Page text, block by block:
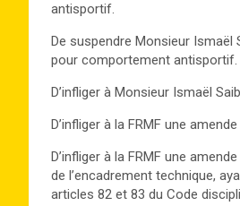
antisportif.
De suspendre Monsieur Ismaël
pour comportement antisportif.
D’infliger à Monsieur Ismaël
D’infliger à la FRMF une
D’infliger à la FRMF une
de l’encadrement technique,
articles 82 et 83 du Code